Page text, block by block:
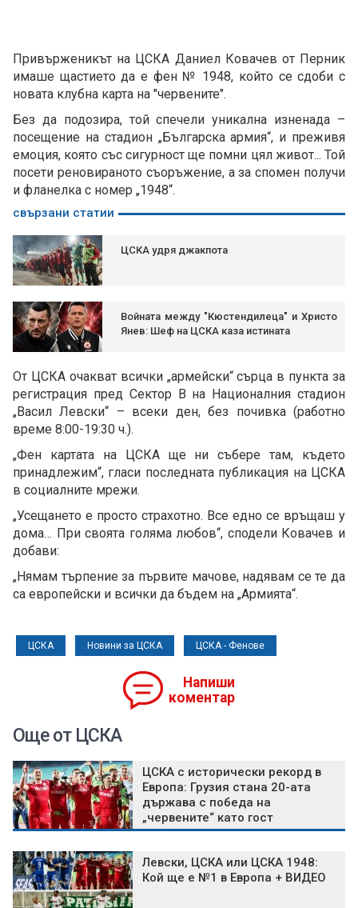
Привърженикът на ЦСКА Даниел Ковачев от Перник
имаше щастието да е фен № 1948, който се сдоби с
новата клубна карта на "червените".
Без да подозира, той спечели уникална изненада –
посещение на стадион „Българска армия“, и преживя
емоция, която със сигурност ще помни цял живот... Той
посети реновираното съоръжение, а за спомен получи
и фланелка с номер „1948“.
свързани статии
ЦСКА удря джакпота
Войната между "Кюстендилеца" и Христо
Янев: Шеф на ЦСКА каза истината
От ЦСКА очакват всички „армейски“ сърца в пункта за
регистрация пред Сектор В на Националния стадион
„Васил Левски“ – всеки ден, без почивка (работно
време 8:00-19:30 ч.).
„Фен картата на ЦСКА ще ни събере там, където
принадлежим“, гласи последната публикация на ЦСКА
в социалните мрежи.
„Усещането е просто страхотно. Все едно се връщаш у
дома… При своята голяма любов“, сподели Ковачев и
добави:
„Нямам търпение за първите мачове, надявам се те да
са европейски и всички да бъдем на „Армията“.
ЦСКА Новини за ЦСКА ЦСКА - Фенове
Напиши
коментар
Още от ЦСКА
ЦСКА с исторически рекорд в
Европа: Грузия стана 20-ата
държава с победа на
„червените“ като гост
Левски, ЦСКА или ЦСКА 1948:
Кой ще е №1 в Европа + ВИДЕО